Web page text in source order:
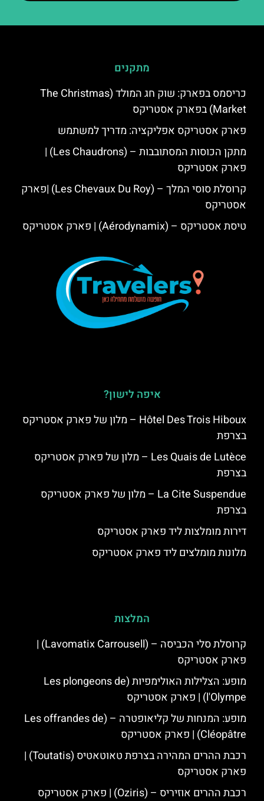
מתקנים
כריסמס בפארק: שוק חג המולד (The Christmas
Market) בפארק אסטריקס
פארק אסטריקס אפליקציה: מדריך למשתמש
מתקן הכוסות המסתובבות – (Les Chaudrons) |
פארק אסטריקס
קרוסלת סוסי המלך – (Les Chevaux Du Roy) |פארק
אסטריקס
טיסת אסטריקס – (Aérodynamix) | פארק אסטריקס
איפה לישון?
Hôtel Des Trois Hiboux – מלון של פארק אסטריקס
בצרפת
Les Quais de Lutèce – מלון של פארק אסטריקס
בצרפת
La Cite Suspendue – מלון של פארק אסטריקס
בצרפת
דירות מומלצות ליד פארק אסטריקס
מלונות מומלצים ליד פארק אסטריקס
המלצות
קרוסלת סלי הכביסה – (Lavomatix Carrousell) |
פארק אסטריקס
מופע: הצלילות האולימפיות (Les plongeons de
l'Olympe) | פארק אסטריקס
מופע: המנחות של קליאופטרה – (Les offrandes de
Cléopâtre) | פארק אסטריקס
רכבת ההרים המהירה בצרפת טאוטאטיס (Toutatis) |
פארק אסטריקס
רכבת ההרים אוזיריס – (Oziris) | פארק אסטריקס